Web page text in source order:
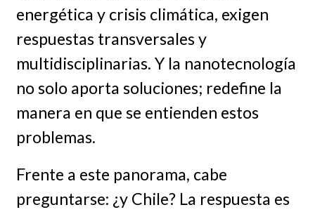
energética y crisis climática, exigen
respuestas transversales y
multidisciplinarias. Y la nanotecnología
no solo aporta soluciones; redefine la
manera en que se entienden estos
problemas.
Frente a este panorama, cabe
preguntarse: ¿y Chile? La respuesta es